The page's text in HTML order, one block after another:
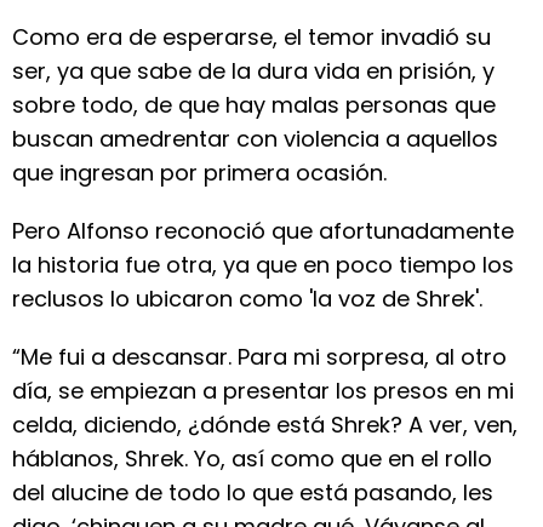
Como era de esperarse, el temor invadió su
ser, ya que sabe de la dura vida en prisión, y
sobre todo, de que hay malas personas que
buscan amedrentar con violencia a aquellos
que ingresan por primera ocasión.
Pero Alfonso reconoció que afortunadamente
la historia fue otra, ya que en poco tiempo los
reclusos lo ubicaron como 'la voz de Shrek'.
“Me fui a descansar. Para mi sorpresa, al otro
día, se empiezan a presentar los presos en mi
celda, diciendo, ¿dónde está Shrek? A ver, ven,
háblanos, Shrek. Yo, así como que en el rollo
del alucine de todo lo que está pasando, les